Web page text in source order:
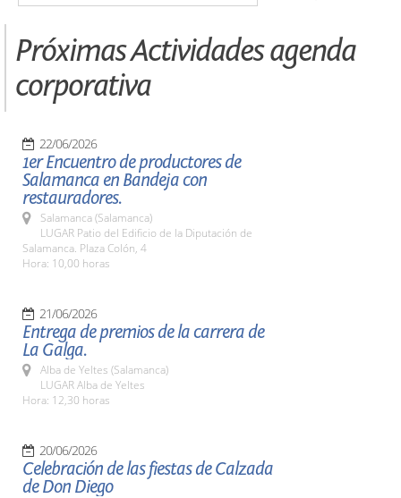
Próximas Actividades agenda
corporativa
22/06/2026
1er Encuentro de productores de
Salamanca en Bandeja con
restauradores.
Salamanca (Salamanca)
LUGAR Patio del Edificio de la Diputación de
Salamanca. Plaza Colón, 4
Hora: 10,00 horas
21/06/2026
Entrega de premios de la carrera de
La Galga.
Alba de Yeltes (Salamanca)
LUGAR Alba de Yeltes
Hora: 12,30 horas
20/06/2026
Celebración de las fiestas de Calzada
de Don Diego